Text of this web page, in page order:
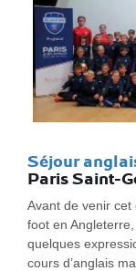
Séjour
Paris Saint-
Avant de venir
foot en
quelques
cours d’anglais